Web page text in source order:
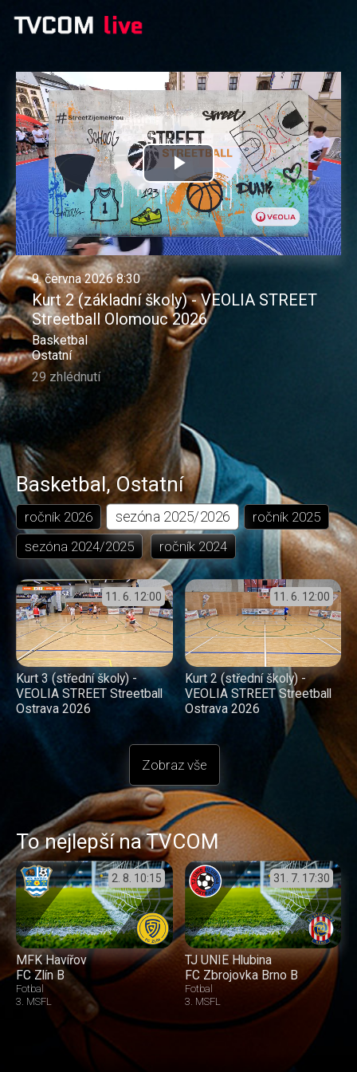
Přehrát
video
9. června 2026 8:30
Kurt 2 (základní školy) - VEOLIA STREET
Streetball Olomouc 2026
Basketbal
Ostatní
29 zhlédnutí
Basketbal,Ostatní
ročník 2026 sezóna 2025/2026 ročník 2025
sezóna 2024/2025 ročník2024
11. 6. 12:00
Kurt 3 (střední školy) -
VEOLIA STREET Streetball
Ostrava 2026
11. 6. 12:00
Kurt 2 (střední školy) -
VEOLIA STREET Streetball
Ostrava 2026
Zobraz vše
To nejlepší na TVCOM
2. 8. 10:15
MFK Havířov
FC Zlín B
Fotbal
3. MSFL
31. 7. 17:30
TJ UNIE Hlubina
FC Zbrojovka Brno B
Fotbal
3. MSFL